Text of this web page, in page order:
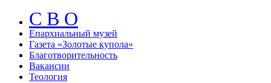
С В О
Епархиальный музeй
Газета «Золотые купола»
Благотворительность
Вакансии
Теология